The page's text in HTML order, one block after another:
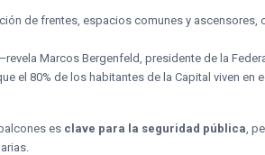
de frentes, espacios comunes y ascensores,
Marcos Bergenfeld, presidente de la
el 80% de los habitantes de la Capital viven
es clave para la seguridad pública,